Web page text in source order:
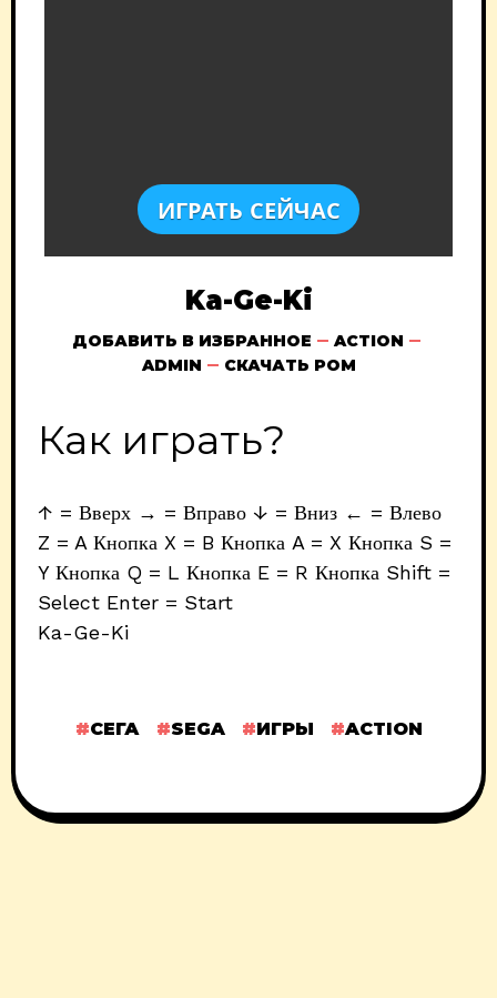
ИГРАТЬ СЕЙЧАС
Ka-Ge-Ki
ДОБАВИТЬ В ИЗБРАННОЕ
ACTION
ADMIN
СКАЧАТЬ РОМ
Как играть?
↑ = Вверх → = Вправо ↓ = Вниз ← = Влево
Z = A Кнопка X = B Кнопка A = X Кнопка S =
Y Кнопка Q = L Кнопка E = R Кнопка Shift =
Select Enter = Start
Ka-Ge-Ki
СЕГА SEGA ИГРЫ ACTION